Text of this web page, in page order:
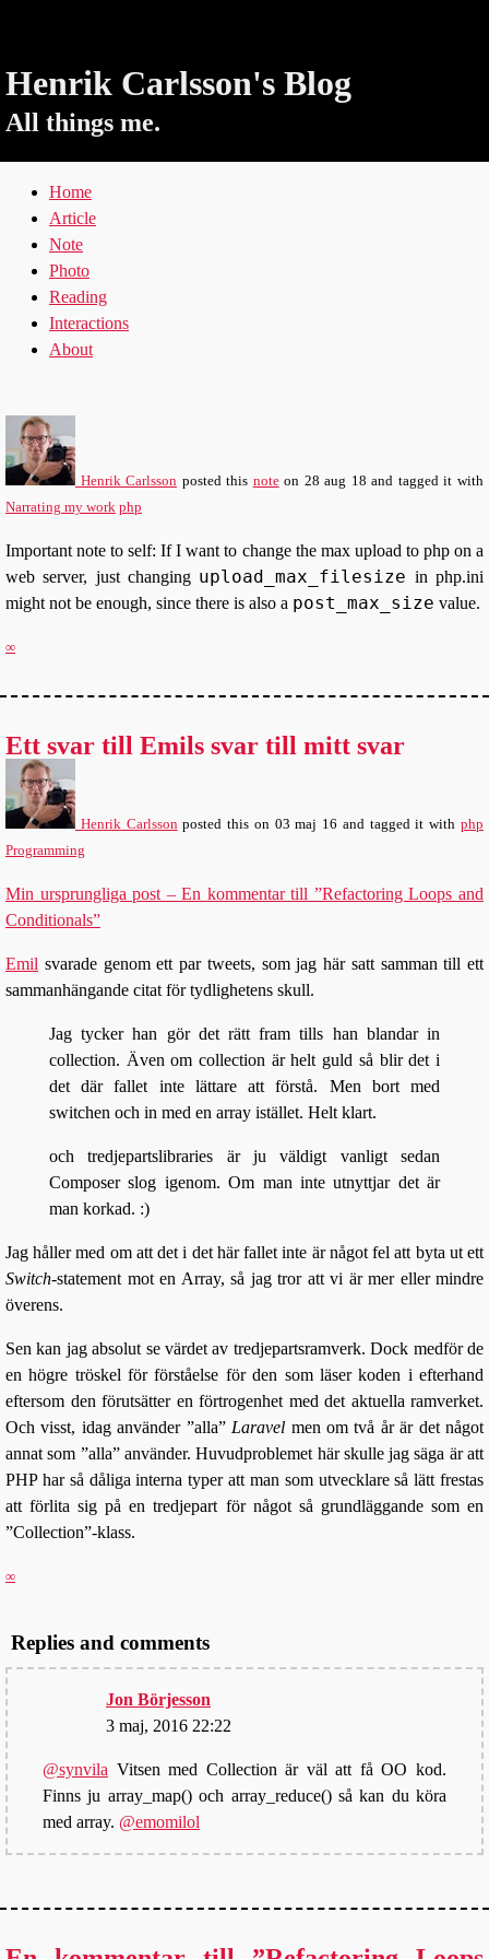
Henrik Carlsson's Blog
All things me.
Home
Article
Note
Photo
Reading
Interactions
About
Henrik Carlsson posted this noteon 28 aug 18 and tagged it with
Narrating my work php
Important note to self: If I want to change the max upload to php on a
web server, just changing upload_max_filesize in php.ini
might not be enough, since there is also a post_max_size value.
∞
Ett svar till Emils svar till mitt svar
Henrik Carlssonposted this on 03 maj 16 and tagged it withphp
Programming
Min ursprungliga post – En kommentar till ”Refactoring Loops and
Conditionals”
Emil svarade genom ett par tweets, som jag här satt samman till ett
sammanhängande citat för tydlighetens skull.
Jag tycker han gör det rätt fram tills han blandar in
collection. Även om collection är helt guld så blir det i
det där fallet inte lättare att förstå. Men bort med
switchen och in med en array istället. Helt klart.
och tredjepartslibraries är ju väldigt vanligt sedan
Composer slog igenom. Om man inte utnyttjar det är
man korkad. :)
Jag håller med om att det i det här fallet inte är något fel att byta ut ett
Switch-statement mot en Array, så jag tror att vi är mer eller mindre
överens.
Sen kan jag absolut se värdet av tredjepartsramverk. Dock medför de
en högre tröskel för förståelse för den som läser koden i efterhand
eftersom den förutsätter en förtrogenhet med det aktuella ramverket.
Och visst, idag använder ”alla” Laravel men om två år är det något
annat som ”alla” använder. Huvudproblemet här skulle jag säga är att
PHP har så dåliga interna typer att man som utvecklare så lätt frestas
att förlita sig på en tredjepart för något så grundläggande som en
”Collection”-klass.
∞
Replies and comments
Jon Börjesson
3 maj, 2016 22:22
@synvila Vitsen med Collection är väl att få OO kod.
Finns ju array_map() och array_reduce() så kan du köra
med array. @emomilol